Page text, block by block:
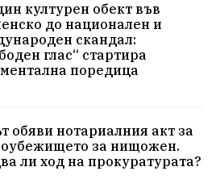
Аспарухово
Тенис Вълчи дол
Величие
Култура и образование
културен обект във
до национален и
скандал:
глас“ стартира
поредица
обяви нотариалния акт за
за нищожен.
ли ход на прокуратурата?